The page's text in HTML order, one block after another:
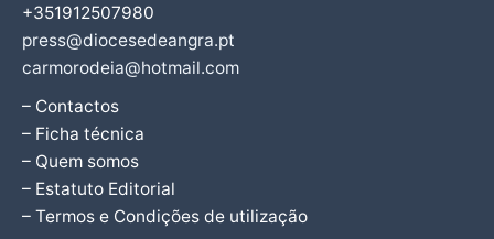
+351912507980
press@diocesedeangra.pt
carmorodeia@hotmail.com
– Contactos
– Ficha técnica
– Quem somos
– Estatuto Editorial
– Termos e Condições de utilização